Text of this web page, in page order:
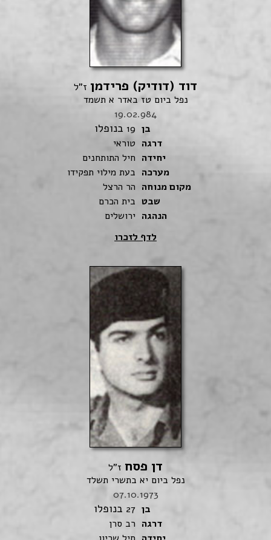
דוד (דודיק) פרידמן ז"ל
נפל ביום טז באדר א תשמד
19.02.984
בן 19 בנופלו
דרגה טוראי
יחידה חיל התותחנים
מערכה בעת מילוי תפקידו
מקום מנוחה הר הרצל
שבט בית הכרם
הנהגה ירושלים
לדף לזכרו
דן פסח ז"ל
נפל ביום יא בתשרי תשלד
07.10.1973
בן 27 בנופלו
דרגה רב סרן